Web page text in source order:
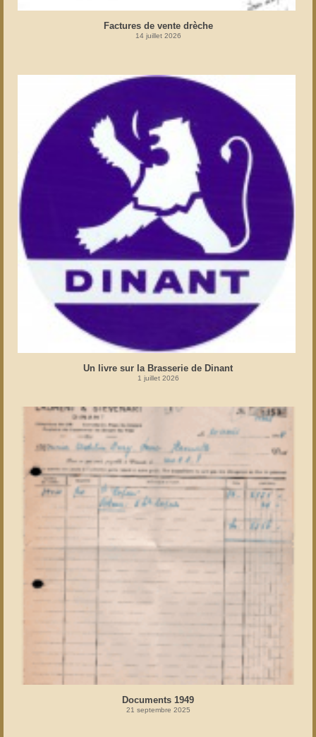
Factures de vente drèche
14 juillet 2026
Un livre sur la Brasserie de Dinant
1 juillet 2026
Documents 1949
21 septembre 2025